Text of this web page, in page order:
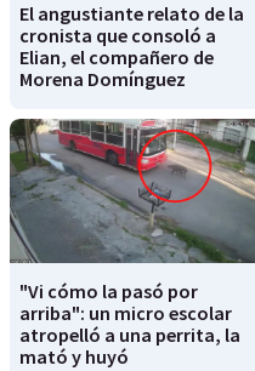
El angustiante relato de la
cronista que consoló a
Elian, el compañero de
Morena Domínguez
"Vi cómo la pasó por
arriba": un micro escolar
atropelló a una perrita, la
mató y huyó